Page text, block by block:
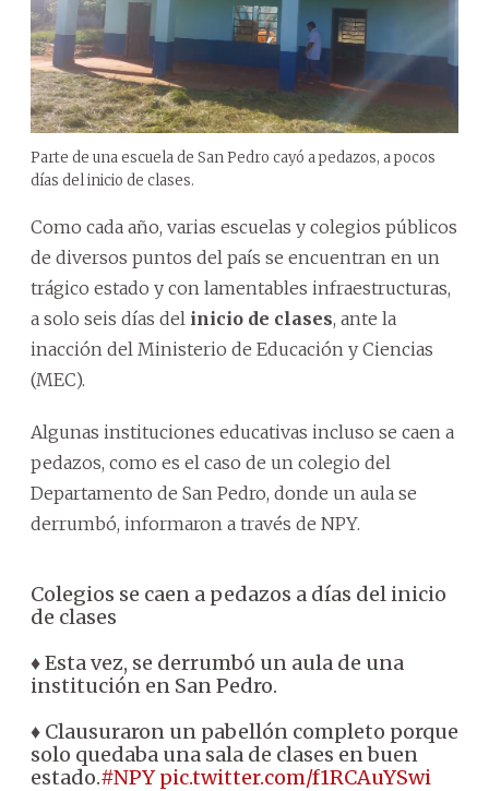
Parte de una escuela de San Pedro cayó a pedazos, a pocos
días del inicio de clases.
Como cada año, varias escuelas y colegios públicos
de diversos puntos del país se encuentran en un
trágico estado y con lamentables infraestructuras,
a solo seis días del inicio de clases, ante la
inacción del Ministerio de Educación y Ciencias
(MEC).
Algunas instituciones educativas incluso se caen a
pedazos, como es el caso de un colegio del
Departamento de San Pedro, donde un aula se
derrumbó, informaron a través de NPY.
Colegios se caen a pedazos a días del inicio
de clases
♦ Esta vez, se derrumbó un aula de una
institución en San Pedro.
♦ Clausuraron un pabellón completo porque
solo quedaba una sala de clases en buen
estado.#NPY pic.twitter.com/f1RCAuYSwi